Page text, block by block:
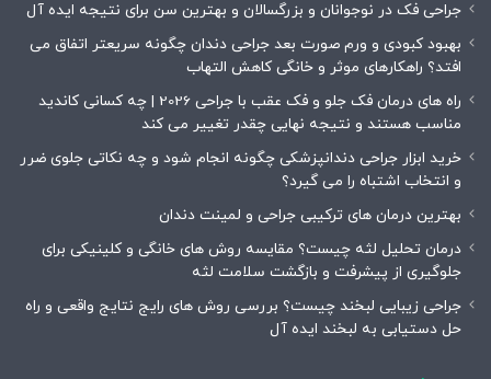
جراحی فک در نوجوانان و بزرگسالان و بهترین سن برای نتیجه ایده آل
بهبود کبودی و ورم صورت بعد جراحی دندان چگونه سریعتر اتفاق می
افتد؟ راهکارهای موثر و خانگی کاهش التهاب
راه های درمان فک جلو و فک عقب با جراحی 2026 | چه کسانی کاندید
مناسب هستند و نتیجه نهایی چقدر تغییر می کند
خرید ابزار جراحی دندانپزشکی چگونه انجام شود و چه نکاتی جلوی ضرر
و انتخاب اشتباه را می گیرد؟
بهترین درمان های ترکیبی جراحی و لمینت دندان
درمان تحلیل لثه چیست؟ مقایسه روش های خانگی و کلینیکی برای
جلوگیری از پیشرفت و بازگشت سلامت لثه
جراحی زیبایی لبخند چیست؟ بررسی روش های رایج نتایج واقعی و راه
حل دستیابی به لبخند ایده آل